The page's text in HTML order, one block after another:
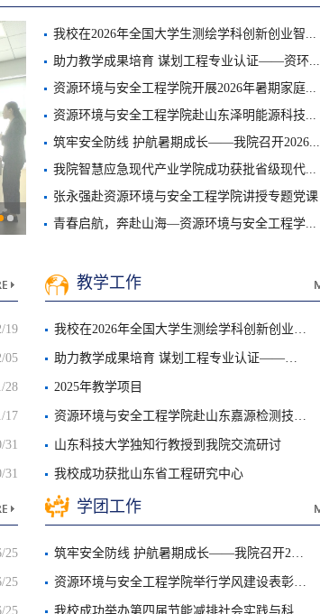
我校在2026年全国大学生测绘学科创新创业智...
助力教学成果培育 谋划工程专业认证——资环...
资源环境与安全工程学院开展2026年暑期家庭...
资源环境与安全工程学院赴山东泽明能源科技...
筑牢安全防线 护航暑期成长——我院召开2026...
我院智慧应急现代产业学院成功获批省级现代...
张永强赴资源环境与安全工程学院讲授专题党课
青春启航，奔赴山海—资源环境与安全工程学...
19
05
28
17
31
31
教学工作
我校在2026年全国大学生测绘学科创新创业智能大赛中喜获佳绩
助力教学成果培育 谋划工程专业认证——资环学院特邀校外专家...
2025年教学项目
资源环境与安全工程学院赴山东嘉源检测技术股份有限公司开展...
山东科技大学独知行教授到我院交流研讨
我校成功获批山东省工程研究中心
25
25
25
学团工作
筑牢安全防线 护航暑期成长——我院召开2026年暑期留校学生工...
资源环境与安全工程学院举行学风建设表彰暨2027届考研动员会